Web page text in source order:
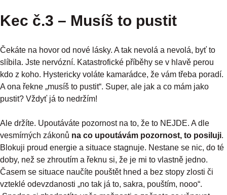
Kec č.3 – Musíš to pustit
Čekáte na hovor od nové lásky. A tak nevolá a nevolá, byť to
slíbila. Jste nervózní. Katastrofické příběhy se v hlavě perou
kdo z koho. Hystericky voláte kamarádce, že vám třeba poradí.
A ona řekne „musíš to pustit“. Super, ale jak a co mám jako
pustit? Vždyť já to nedržím!
Ale držíte. Upoutáváte pozornost na to, že to NEJDE. A dle
vesmírných zákonů na co upoutávám pozornost, to posiluji.
Blokuji proud energie a situace stagnuje. Nestane se nic, do té
doby, než se zhroutím a řeknu si, že je mi to vlastně jedno.
Časem se situace naučíte pouštět hned a bez stopy zlosti či
vzteklé odevzdanosti „no tak já to, sakra, pouštím, nooo“.